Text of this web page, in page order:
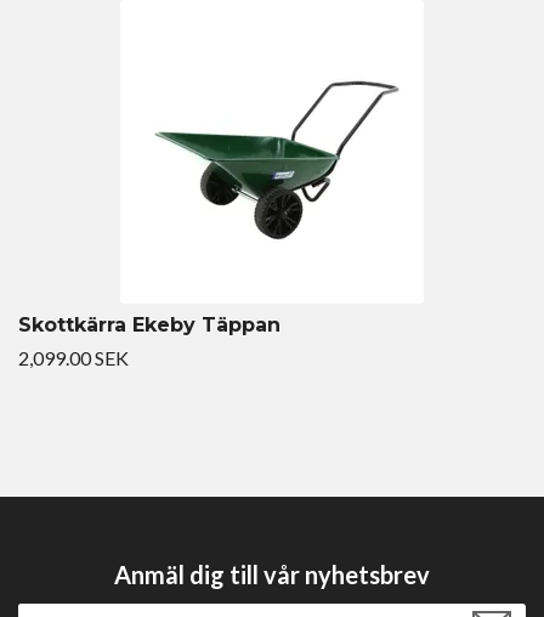
Skottkärra Ekeby Täppan
2,099.00 SEK
Anmäl dig till vår nyhetsbrev